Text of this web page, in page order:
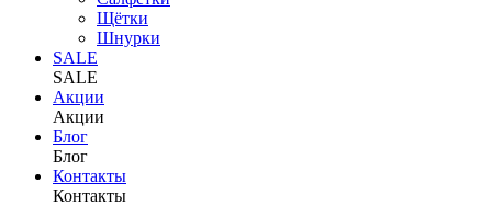
Щётки
Шнурки
SALE
SALE
Акции
Акции
Блог
Блог
Контакты
Контакты